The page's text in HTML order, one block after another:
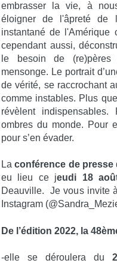
embrasser la vie, à
éloigner de l'âpreté de
instantané de l'Amérique
cependant aussi,
le besoin de (re)pères
mensonge. Le portrait
de vérité, se raccrochant
comme instables. Plus
révèlent
ombres du monde. Pour
pour s’en évader.
Laconférence de presse
eu lieu ce jeudi 18
Deauville. Je vous invite
Instagram
De l’édition 2022, la
-elle se déroulera du